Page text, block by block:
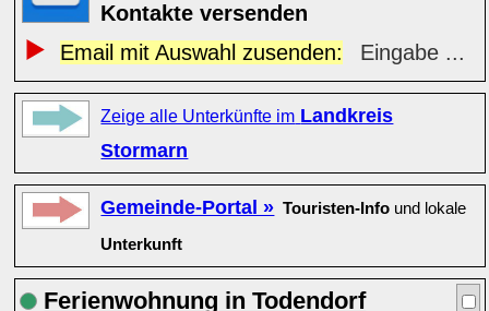
Kontakte versenden
Email mit Auswahl zusenden:
Eingabe ...
Zeige alle Unterkünfte im Landkreis
Stormarn
Gemeinde-Portal » Touristen-Info und lokale
Unterkunft
Ferienwohnung in Todendorf